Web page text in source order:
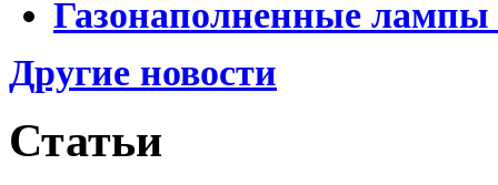
Газонаполненные
Другие новости
Статьи